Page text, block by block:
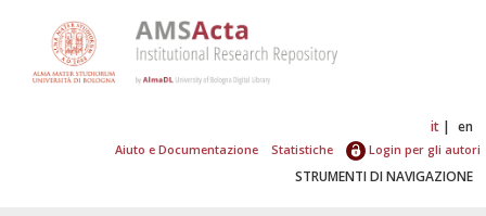
it en
Aiuto e Documentazione Statistiche Login per gli autori
STRUMENTI DI NAVIGAZIONE